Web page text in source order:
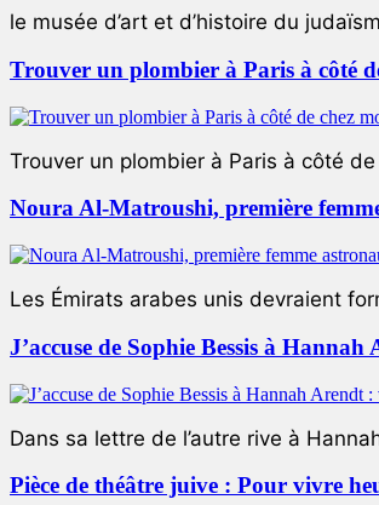
le musée d’art et d’histoire du
Trouver un plombier à Paris à côté
Trouver un plombier à Paris à côté
Noura Al-Matroushi, première
Les Émirats arabes unis devraient
J’accuse de Sophie Bessis à
Dans sa lettre de l’autre rive à
Pièce de théâtre juive : Pour vivre